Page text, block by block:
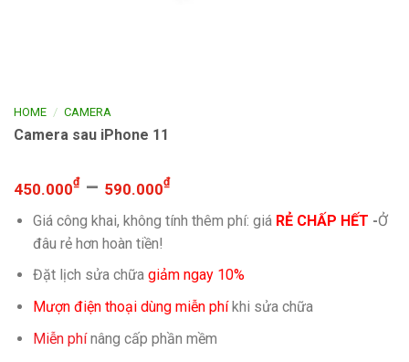
HOME / CAMERA
Camera sau iPhone 11
450.000₫– 590.000₫
Giá công khai, không tính thêm phí: giá RẺ CHẤP HẾT -Ở
đâu rẻ hơn hoàn tiền!
Đặt lịch sửa chữa giảm ngay 10%
Mượn điện thoại dùng miễn phíkhi sửa chữa
Miễn phínâng cấp phần mềm